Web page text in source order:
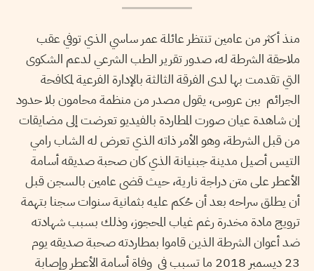
منذ أكثر من عامين تنتظر عائلة عمر ساسي الذي توفي عقب
ملاحقة الشرطة له، صدور تقرير الطب الشرعي لدعم الشكوى
التي تقدمت بها لدى الفرقة الثالثة بالإدارة الفرعية لمكافحة
الجرائم ببن عروس، يقول مصدر من منظمة محامون بلا حدود
إن شاهدة عيان صورت المطاردة بالفيديو تعرضت إلى مضايقات
من قبل الشرطة، وهو الأمر ذاته الذي تعرض له الشاب رامي
التيس أصيل مدينة جبنيانة الذي كان صحبة صديقه أسامة
الأعطر على متن دراجة نارية، حيث قضى عامين بالسجن قبل
أن يطلق سراحه بعد أن حُكم عليه بثمانية سنوات سجنا بتهمة
ترويج مادة مخدرة رغم غياب المحجوز، وذلك بسبب شهادته
ضد أعوان الشرطة الذين قاموا بمطاردته صحبة صديقه يوم
23 ديسمبر 2018 ما تسبب في وفاة أسامة الأعطر وإصابة